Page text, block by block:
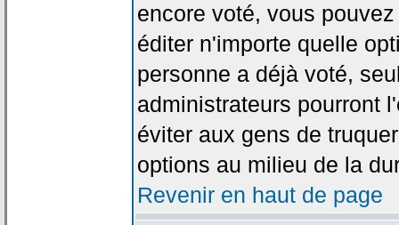
encore voté, vous
éditer n'importe quelle
personne a déjà voté,
administrateurs pourront
éviter aux gens de
options au milieu de la
Revenir en haut de page